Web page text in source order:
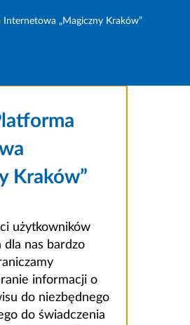
Internetowa „Magiczny Kraków”
Kraków”
użytkowników
dla nas bardzo
informacji o
do niezbędnego
do świadczenia